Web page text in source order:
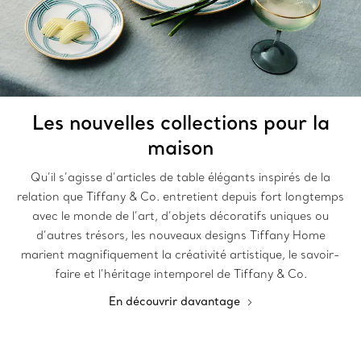
Les nouvelles collections pour la
maison
Qu’il s’agisse d’articles de table élégants inspirés de la
relation que Tiffany & Co. entretient depuis fort longtemps
avec le monde de l’art, d’objets décoratifs uniques ou
d’autres trésors, les nouveaux designs Tiffany Home
marient magnifiquement la créativité artistique, le savoir-
faire et l’héritage intemporel de Tiffany & Co.
En découvrir davantage